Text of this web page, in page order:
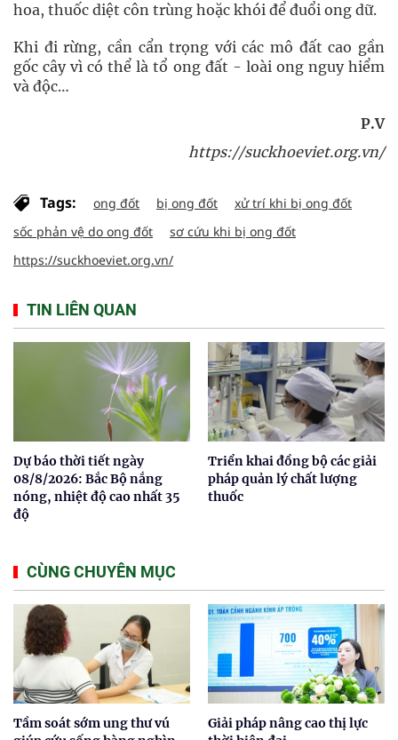
hoa, thuốc diệt côn trùng hoặc khói để đuổi ong dữ.
Khi đi rừng, cần cẩn trọng với các mô đất cao gần
gốc cây vì có thể là tổ ong đất - loài ong nguy hiểm
và độc…
P.V
https://suckhoeviet.org.vn/
Tags: ong đốt bị ong đốt
xử trí khi bị ong đốt
sốc phản vệ do ong đốt
sơ cứu khi bị ong đốt
https://suckhoeviet.org.vn/
TIN LIÊN QUAN
Dự báo thời tiết ngày
08/8/2026: Bắc Bộ nắng
nóng, nhiệt độ cao nhất 35
độ
Triển khai đồng bộ các giải
pháp quản lý chất lượng
thuốc
CÙNG CHUYÊN MỤC
Tầm soát sớm ung thư vú
Giải pháp nâng cao thị lực